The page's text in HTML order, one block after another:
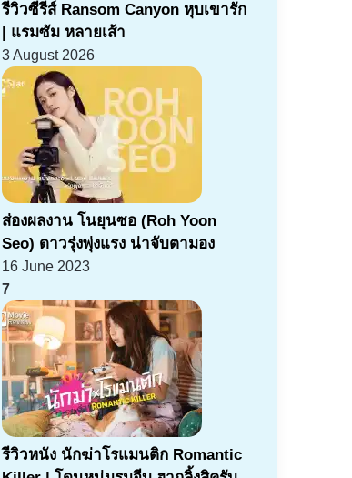
รีวิวซีรีส์ Ransom Canyon หุบเขารัก
| แรมซัม หลายเส้า
3 August 2026
ส่องผลงาน โนยุนซอ (Roh Yoon
Seo) ดาวรุ่งพุ่งแรง น่าจับตามอง
16 June 2023
7
รีวิวหนัง นักฆ่าโรแมนติก Romantic